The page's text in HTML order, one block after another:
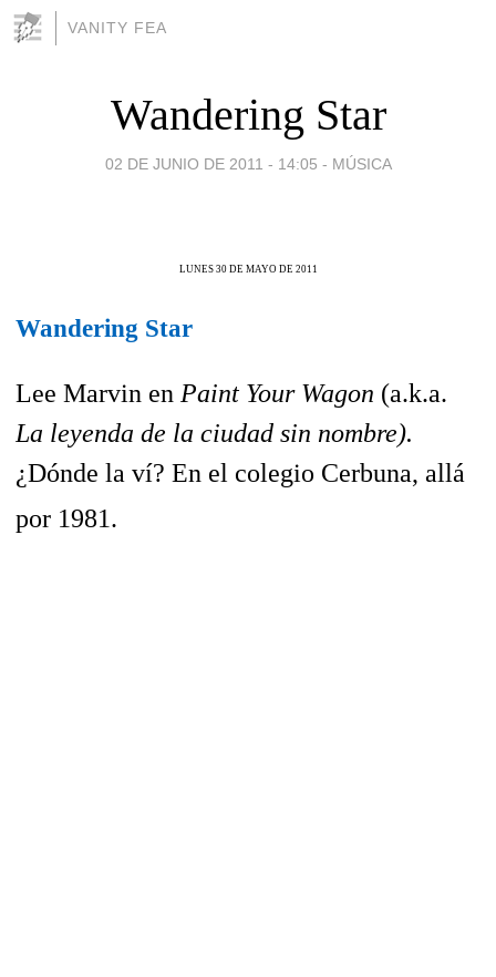
VANITY FEA
Wandering Star
02 DE JUNIO DE 2011 - 14:05 - MÚSICA
LUNES 30 DE MAYO DE 2011
Wandering Star
Lee Marvin en Paint Your Wagon (a.k.a.
La leyenda de la ciudad sin nombre).
¿Dónde la ví? En el colegio Cerbuna, allá
por 1981.